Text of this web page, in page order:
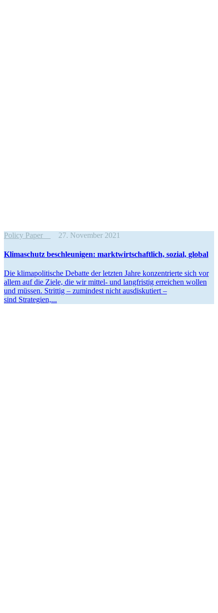
Policy Paper 27. November 2021
Klima­schutz beschleu­nigen: markt­wirt­schaftlich, sozial, global
Die klima­po­li­tische Debatte der letzten Jahre konzen­trierte sich vor
allem auf die Ziele, die wir mittel- und langfristig erreichen wollen
und müssen. Strittig – zumindest nicht ausdis­ku­tiert –
sind Strategien,...